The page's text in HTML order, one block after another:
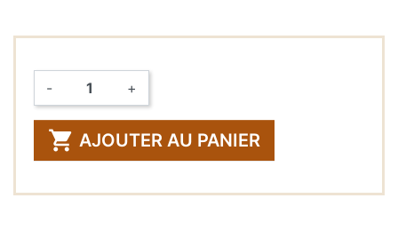
Quantité
- +
 AJOUTER AU PANIER